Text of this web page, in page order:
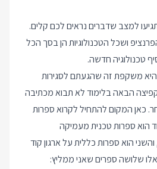
למצב שדברים נראים לכם קלים.
ושכל הטכנולוגיות הן בסך הכל
טכנולוגיה חדשה.
משקפת זה שהגעתם לסגירות
הבאה בלימוד לא תבוא מכתיבה
כאן המקום להתחיל לקרוא ספרות
הוא ספרות טכנית מעמיקה
הוא ספרות כללית על ארגון קוד
שלושה ספרים שאני ממליץ: